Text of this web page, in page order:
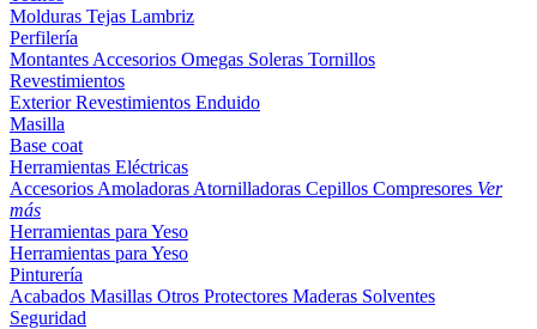
Molduras Tejas Lambriz
Perfilería
Montantes Accesorios Omegas Soleras Tornillos
Revestimientos
ExteriorRevestimientos Enduido
Masilla
Base coat
Herramientas Eléctricas
Accesorios Amoladoras Atornilladoras Cepillos Compresores Ver
más
Herramientas para Yeso
Herramientas para Yeso
Pinturería
Acabados Masillas Otros Protectores Maderas Solventes
Seguridad